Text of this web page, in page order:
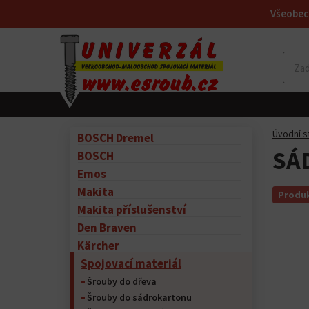
BOSCH Dremel
BOSCH
Emos
Makita
Makita příslušenství
Den Braven
Kärcher
Spojovací materiál
Šrouby do dřeva
Šrouby do sádrokartonu
Úvodní